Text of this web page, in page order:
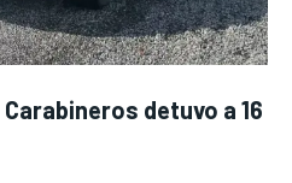
detuvo a 16